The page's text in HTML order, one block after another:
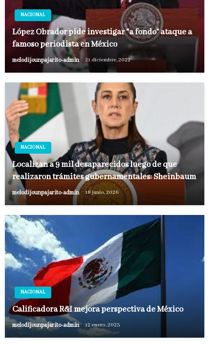
NACIONAL
López Obrador pide investigar “a fondo” ataque a
famoso periodista en México
melodijounpajarito-admin 21 diciembre, 2022
NACIONAL
Localizan a 9 mil desaparecidos luego de que
realizaron trámites gubernamentales: Sheinbaum
melodijounpajarito-admin 18 junio, 2026
NACIONAL
Calificadora R&I mejora perspectiva de México
melodijounpajarito-admin 12 enero, 2023